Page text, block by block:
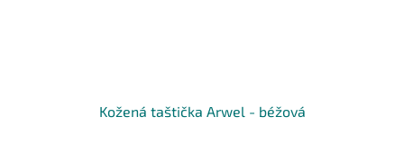
Kožená taštička Arwel - béžová